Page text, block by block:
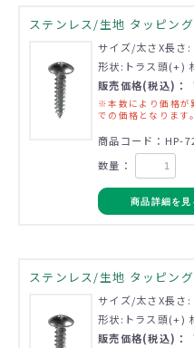
ステンレス/生地 タッピン
サイズ/太さX長さ:
形状:トラス頭(+)
販売価格(税込)：
※本数により価格が
での価格となります。
商品コード：HP-
数量：
商品詳細を見
ステンレス/生地 タッピン
サイズ/太さX長さ:
形状:トラス頭(+)
販売価格(税込)：